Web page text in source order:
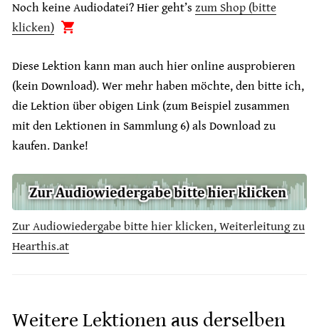
Noch keine Audiodatei? Hier geht’s zum Shop (bitte
klicken)
Diese Lektion kann man auch hier online ausprobieren
(kein Download). Wer mehr haben möchte, den bitte ich,
die Lektion über obigen Link (zum Beispiel zusammen
mit den Lektionen in Sammlung 6) als Download zu
kaufen. Danke!
Zur Audiowiedergabe bitte hier klicken, Weiterleitung zu
Hearthis.at
Weitere Lektionen aus derselben